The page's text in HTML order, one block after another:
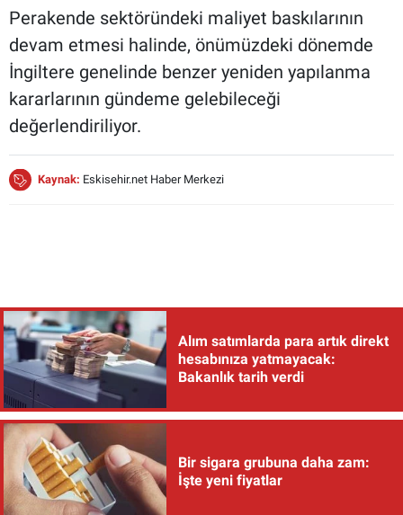
Perakende sektöründeki maliyet baskılarının
devam etmesi halinde, önümüzdeki dönemde
İngiltere genelinde benzer yeniden yapılanma
kararlarının gündeme gelebileceği
değerlendiriliyor.
Kaynak: Eskisehir.net Haber Merkezi
Alım satımlarda para artık direkt
hesabınıza yatmayacak:
Bakanlık tarih verdi
Bir sigara grubuna daha zam:
İşte yeni fiyatlar